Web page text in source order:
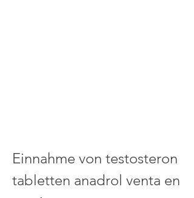
Einnahme von testosteron
tabletten anadrol venta en